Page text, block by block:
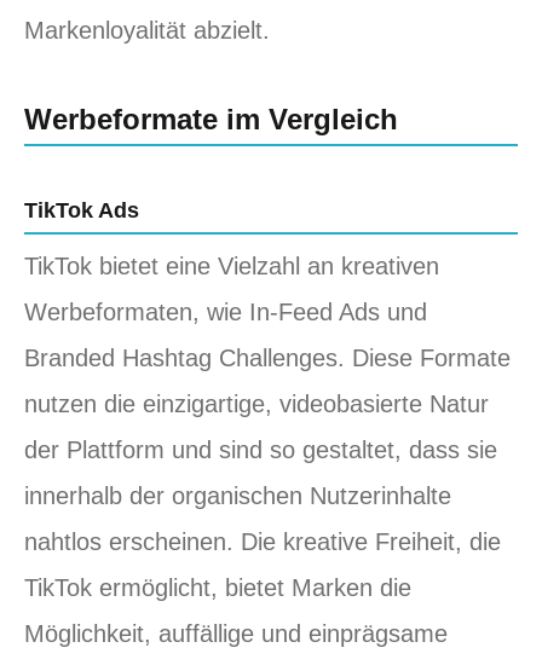
Markenloyalität abzielt.
Werbeformate im Vergleich
TikTok Ads
TikTok bietet eine Vielzahl an kreativen
Werbeformaten, wie In-Feed Ads und
Branded Hashtag Challenges. Diese Formate
nutzen die einzigartige, videobasierte Natur
der Plattform und sind so gestaltet, dass sie
innerhalb der organischen Nutzerinhalte
nahtlos erscheinen. Die kreative Freiheit, die
TikTok ermöglicht, bietet Marken die
Möglichkeit, auffällige und einprägsame